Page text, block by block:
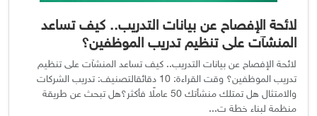
لائحة الإفصاح عن بيانات التدريب.. كيف تساعد
المنشآت على تنظيم تدريب الموظفين؟
لائحة الإفصاح عن بيانات التدريب.. كيف تساعد المنشآت على تنظيم
تدريب الموظفين؟ وقت القراءة: 10 دقائقالتصنيف: تدريب الشركات
والامتثال هل تمتلك منشأتك 50 عاملًا فأكثر؟هل تبحث عن طريقة
منظمة لبناء خطة ت...